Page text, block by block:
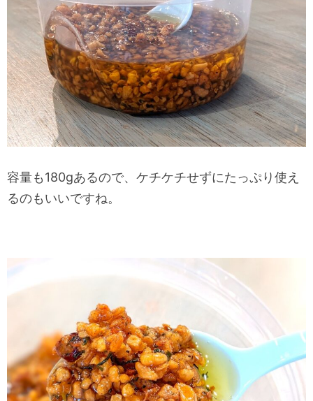
容量も180gあるので、ケチケチせずにたっぷり使え
るのもいいですね。